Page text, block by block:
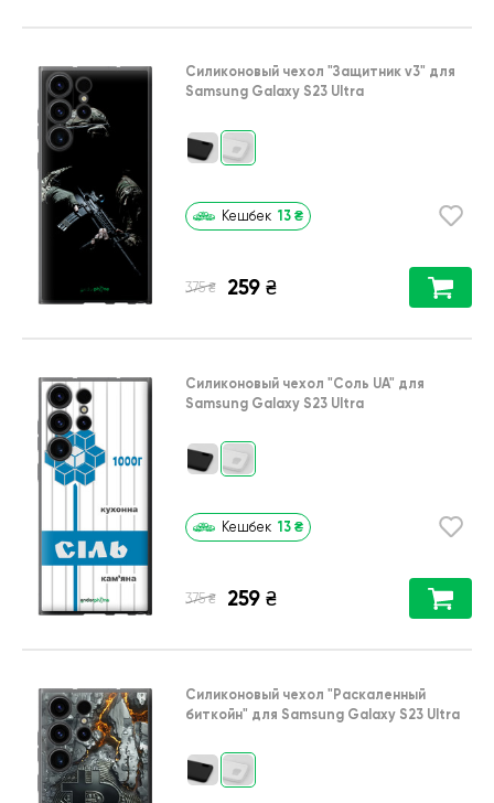
Силиконовый чехол "Защитник v3" для
Samsung Galaxy S23 Ultra
Кешбек 13 ₴
375 ₴ 259 ₴
Силиконовый чехол "Соль UA" для
Samsung Galaxy S23 Ultra
Кешбек 13 ₴
375 ₴ 259 ₴
Силиконовый чехол "Раскаленный
биткойн" для Samsung Galaxy S23 Ultra